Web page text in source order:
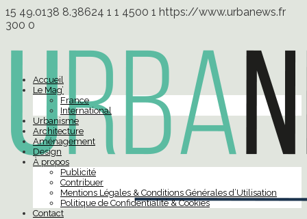
15 49.0138 8.38624 1 1 4500 1 https://www.urbanews.fr
300 0
Accueil
Le Mag’
France
International
Urbanisme
Architecture
Aménagement
Design
À propos
Publicité
Contribuer
Mentions Légales & Conditions Générales d’Utilisation
Politique de Confidentialité & Cookies
Contact